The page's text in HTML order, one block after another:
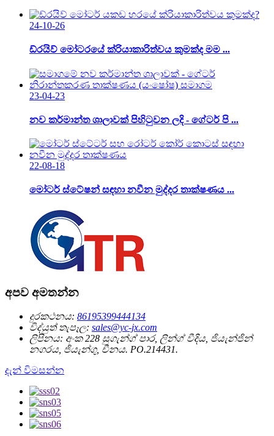
24-10-26
ඩ්රයිව් මෝටරයේ ක්රියාකාරිත්වය කුමක්ද මම ...
23-04-23
නව කර්මාන්ත ශාලාවක් පිහිටුවන ලදි - ගේටර් පි ...
22-08-18
මෝටර් ස්ටේෂන් සඳහා නවීන මුද්දර තාක්ෂණය ...
අපව අමතන්න
දුරකථනය: 86195399444134
විද්යුත් තැපෑල: sales@yc-jx.com
ලිපිනය: අංක 228 සුගැන්ග් පාර, ලින්ග් වීදිය, ජියැන්ජින්
නගරය, ජියැන්ගු, චීනය. PO.214431.
දැන් විමසන්න